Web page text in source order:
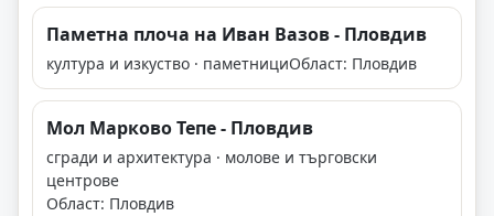
Паметна плоча на Иван Вазов - Пловдив
култура и изкуство · паметнициОбласт: Пловдив
Мол Марково Тепе - Пловдив
сгради и архитектура · молове и търговски
центрове
Област: Пловдив